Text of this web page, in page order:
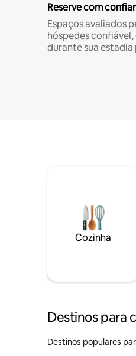
Reserve com
Espaços avaliados
hóspedes
durante sua
Cozinha
Destinos para
Destinos populares